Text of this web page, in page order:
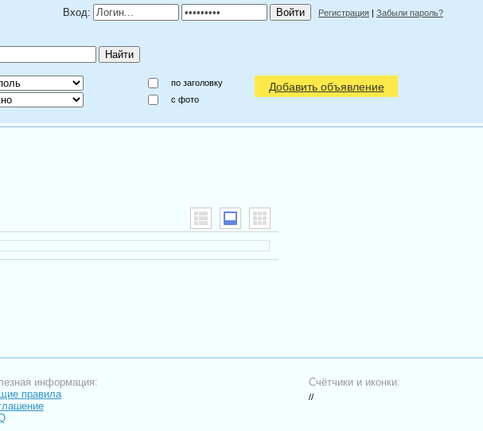
Вход: Регистрация | Забыли пароль?
по заголовку
c фото
Добавить объявление
информация:
правила
Счётчики и иконки:
//